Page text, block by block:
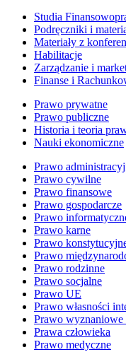
Studia
Podręczniki i
Materiały z
Habilitacje
Zarządzanie i
Finanse i
Prawo prywatne
Prawo publiczne
Historia i teoria
Nauki ekonomiczne
Prawo
Prawo cywilne
Prawo finansowe
Prawo gospodarcze
Prawo
Prawo karne
Prawo
Prawo
Prawo rodzinne
Prawo socjalne
Prawo UE
Prawo własności
Prawo wyznaniowe
Prawa człowieka
Prawo medyczne